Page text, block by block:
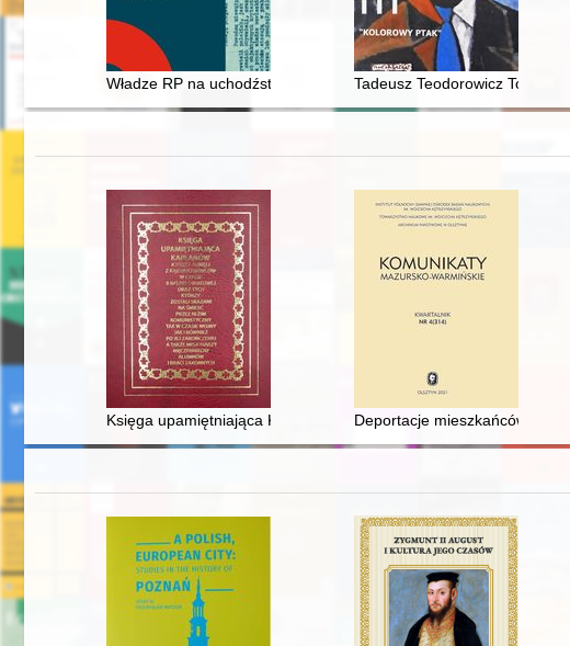
Władze RP na uchodźstwie wobec Żydów obywateli polskich w
Tadeusz Teodorowicz
Księga upamiętniająca Kapłanów : reprintDeportacje mieszkańców